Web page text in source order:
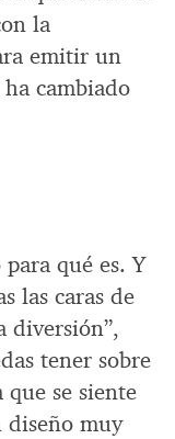
la
emitir un
cambiado
qué es. Y
las caras de
diversión”,
tener sobre
que se siente
diseño muy